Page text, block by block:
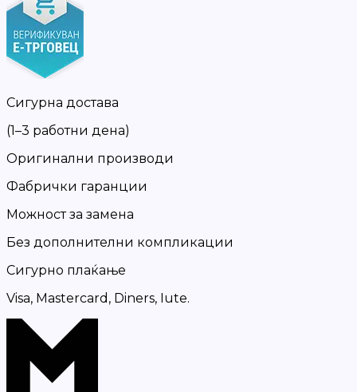
Сигурна достава
(1–3 работни дена)
Оригинални производи
Фабрички гаранции
Можност за замена
Без дополнителни компликации
Сигурно плаќање
Visa, Mastercard, Diners, Iute.